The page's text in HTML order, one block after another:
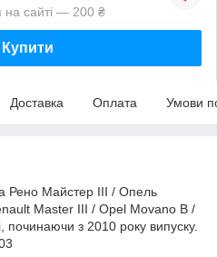
на сайті — 200 ₴
Купити
Доставка Оплата Умови
Рено Майстер III / Опель
Master III / Opel Movano B /
з 2010 року випуску.